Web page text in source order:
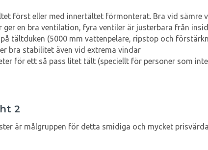
först eller med innertältet förmonterat. Bra vid sämre
ger en bra ventilation, fyra ventiler är justerbara från
tältduken (5000 mm vattenpelare, ripstop och
bra stabilitet även vid extrema vindar
för ett så pass litet tält (speciellt för personer som
2
är målgruppen för detta smidiga och mycket